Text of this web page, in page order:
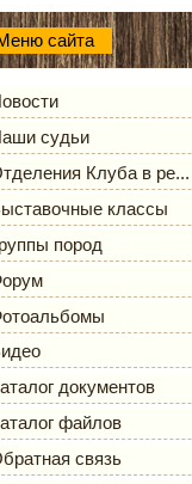
сайта
судьи
Клуба в ре...
классы
пород
документов
файлов
связь